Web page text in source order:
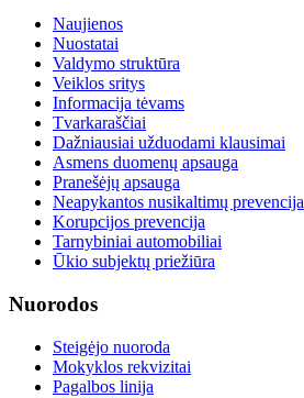
Naujienos
Nuostatai
Valdymo struktūra
Veiklos sritys
Informacija tėvams
Tvarkaraščiai
Dažniausiai užduodami klausimai
Asmens duomenų apsauga
Pranešėjų apsauga
Neapykantos nusikaltimų prevencija
Korupcijos prevencija
Tarnybiniai automobiliai
Ūkio subjektų priežiūra
Nuorodos
Steigėjo nuoroda
Mokyklos rekvizitai
Pagalbos linija